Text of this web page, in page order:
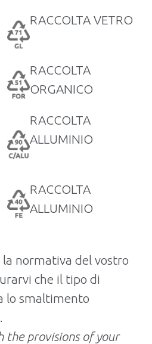
RACCOLTA VETRO
RACCOLTA
ORGANICO
RACCOLTA
ALLUMINIO
RACCOLTA
ALLUMINIO
normativa del vostro
che il tipo di
lo smaltimento
the provisions of your